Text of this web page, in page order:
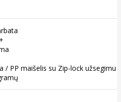
/ PP maišelis su Zip-lock užsegimu